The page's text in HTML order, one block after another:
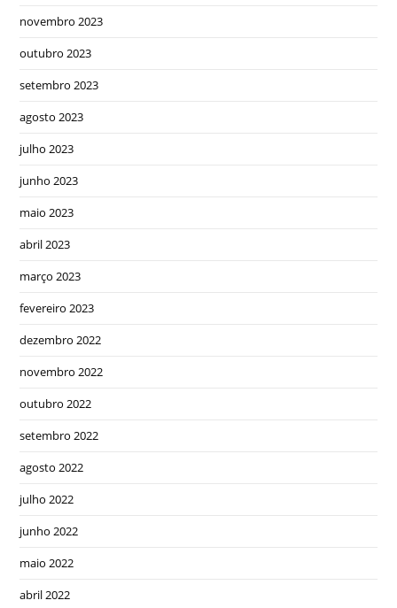
novembro 2023
outubro 2023
setembro 2023
agosto 2023
julho 2023
junho 2023
maio 2023
abril 2023
março 2023
fevereiro 2023
dezembro 2022
novembro 2022
outubro 2022
setembro 2022
agosto 2022
julho 2022
junho 2022
maio 2022
abril 2022